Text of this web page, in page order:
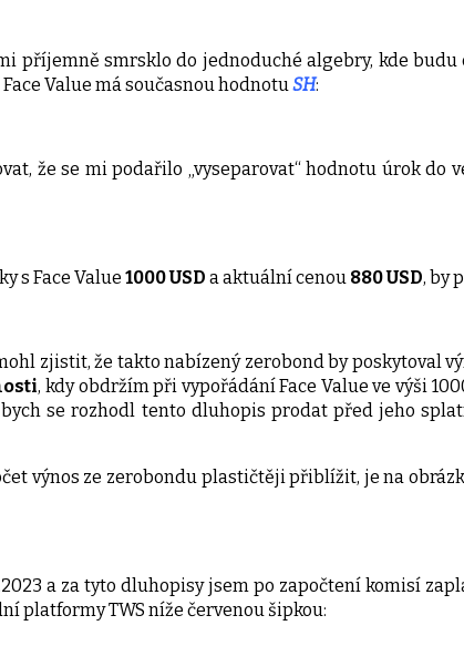
příjemně smrsklo do jednoduché algebry, kde
Value má současnou hodnotuSH:
že se mi podařilo „vyseparovat“ hodnotu úrok
s Face Value 1000 USD a aktuální cenou 880 USD, by
zjistit, že takto nabízený zerobond by poskytoval
, kdy obdržím při vypořádání Face Value ve výši
se rozhodl tento dluhopis prodat před jeho
výnos ze zerobondu plastičtěji přiblížit, je na
a za tyto dluhopisy jsem po započtení komisí
platformy TWS níže červenou šipkou: